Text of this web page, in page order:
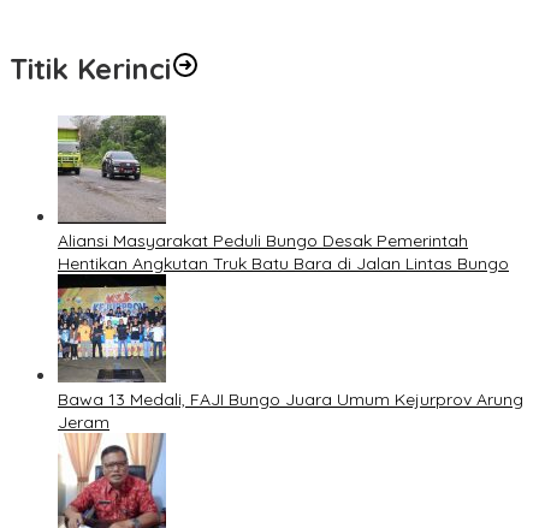
Titik Kerinci
Aliansi Masyarakat Peduli Bungo Desak Pemerintah
Hentikan Angkutan Truk Batu Bara di Jalan Lintas Bungo
Bawa 13 Medali, FAJI Bungo Juara Umum Kejurprov Arung
Jeram